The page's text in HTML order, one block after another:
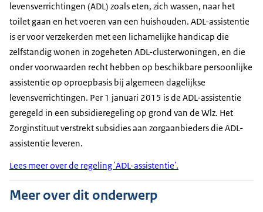
levensverrichtingen (ADL) zoals eten, zich wassen, naar het
toilet gaan en het voeren van een huishouden. ADL-assistentie
is er voor verzekerden met een lichamelijke handicap die
zelfstandig wonen in zogeheten ADL-clusterwoningen, en die
onder voorwaarden recht hebben op beschikbare persoonlijke
assistentie op oproepbasis bij algemeen dagelijkse
levensverrichtingen. Per 1 januari 2015 is de ADL-assistentie
geregeld in een subsidieregeling op grond van de Wlz. Het
Zorginstituut verstrekt subsidies aan zorgaanbieders die ADL-
assistentie leveren.
Lees meer over de regeling 'ADL-assistentie'.
Meer over dit onderwerp